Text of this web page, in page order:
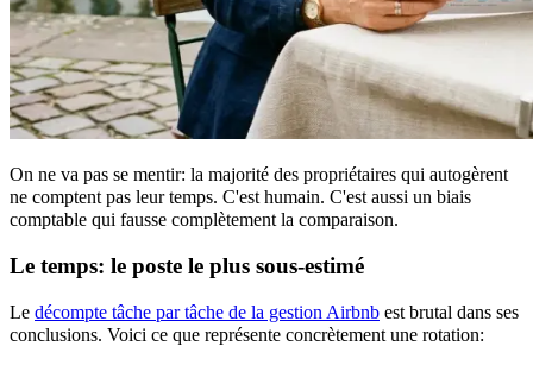
On ne va pas se mentir: la majorité des propriétaires qui autogèrent
ne comptent pas leur temps. C'est humain. C'est aussi un biais
comptable qui fausse complètement la comparaison.
Le temps: le poste le plus sous-estimé
Le décompte tâche par tâche de la gestion Airbnb est brutal dans ses
conclusions. Voici ce que représente concrètement une rotation: